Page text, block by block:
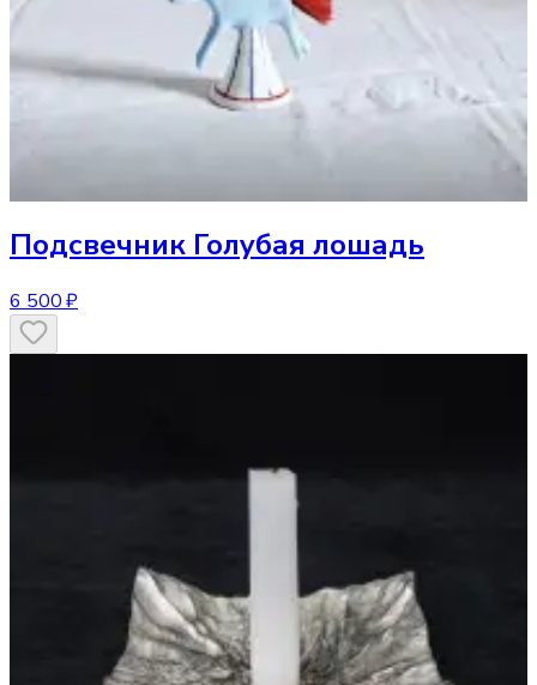
Подсвечник Голубая лошадь
6 500 ₽